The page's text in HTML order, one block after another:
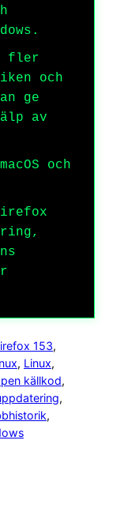
fler
och
ge
av
och
153
, Linux
källkod